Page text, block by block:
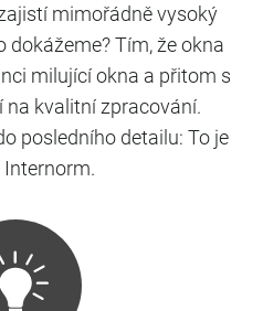
mimořádně vysoký
Tím, že okna
milující okna a přitom s
na kvalitní zpracování.
posledního detailu: To je